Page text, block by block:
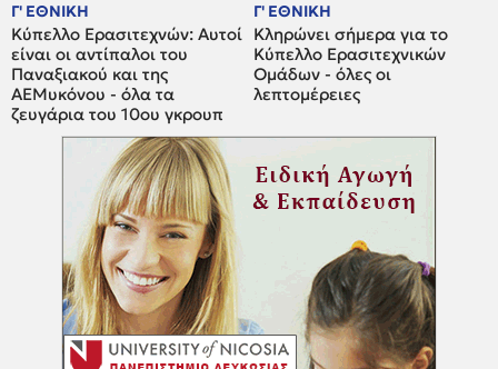
Γ' ΕΘΝΙΚΗ
Κύπελλο Ερασιτεχνών: Αυτοί
είναι οι αντίπαλοι του
Παναξιακού και της
ΑΕΜυκόνου - όλα τα
ζευγάρια του 10ου γκρουπ
Γ' ΕΘΝΙΚΗ
Κληρώνει σήμερα για το
Κύπελλο Ερασιτεχνικών
Ομάδων - όλες οι
λεπτομέρειες